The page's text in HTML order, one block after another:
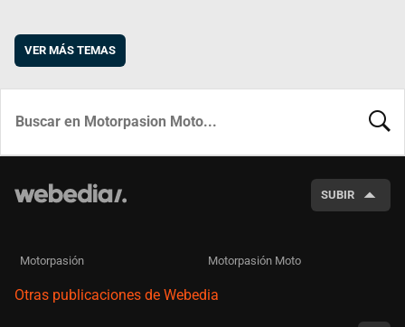
VER MÁS TEMAS
SUBIR
Motorpasión Motorpasión Moto
Otras publicaciones de Webedia